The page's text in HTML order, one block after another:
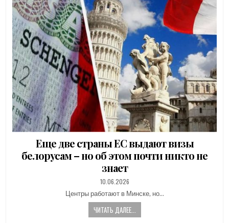
Еще две страны ЕС выдают визы
белорусам – но об этом почти никто не
знает
PUBLISHED
DATE:
10.06.2026
Центры работают в Минске, но…
ЧИТАТЬ ДАЛЕЕ...